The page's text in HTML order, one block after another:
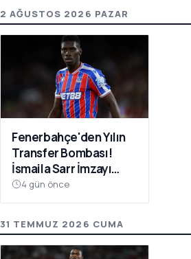
Spor Son Haberler
2 AĞUSTOS 2026 PAZAR
Fenerbahçe'den Yılın
Transfer Bombası!
İsmaila Sarr İmzayı
Atıyor
4 gün önce
31 TEMMUZ 2026 CUMA